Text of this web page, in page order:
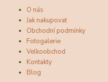
O nás
Jak nakupovat
Obchodní podmínky
Fotogalerie
Velkoobchod
Kontakty
Blog